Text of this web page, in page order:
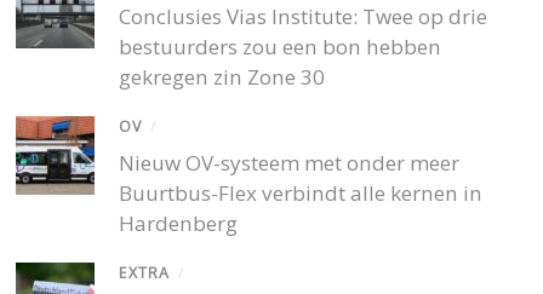
Conclusies Vias Institute: Twee op drie
bestuurders zou een bon hebben
gekregen zin Zone 30
OV /
Nieuw OV-systeem met onder meer
Buurtbus-Flex verbindt alle kernen in
Hardenberg
EXTRA /